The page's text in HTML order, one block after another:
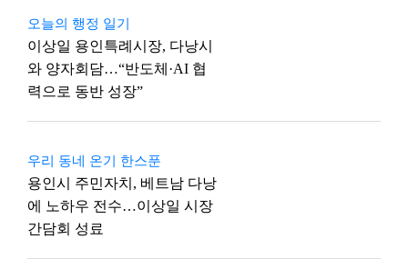
오늘의 행정 일기
이상일 용인특례시장, 다낭시
와 양자회담…“반도체·AI 협
력으로 동반 성장”
우리 동네 온기 한스푼
용인시 주민자치, 베트남 다낭
에 노하우 전수…이상일 시장
간담회 성료